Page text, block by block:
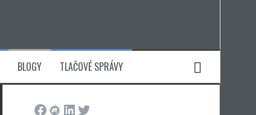
BLOGY TLAČOVÉ SPRÁVY
Facebook
Meetup
LinkedIn
Twitter